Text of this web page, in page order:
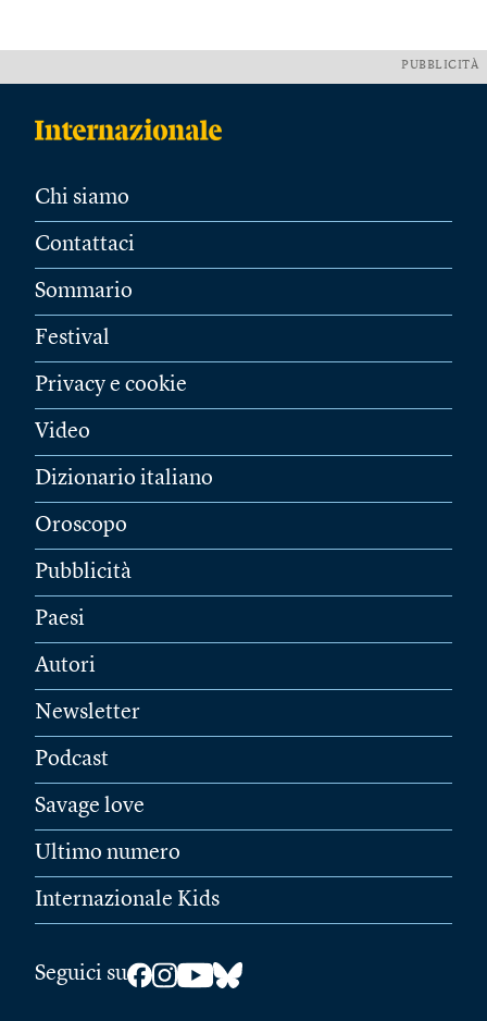
PUBBLICITÀ
Chi siamo
Contattaci
Sommario
Festival
Privacy e cookie
Video
Dizionario italiano
Oroscopo
Pubblicità
Paesi
Autori
Newsletter
Podcast
Savage love
Ultimo numero
Internazionale Kids
Seguici su